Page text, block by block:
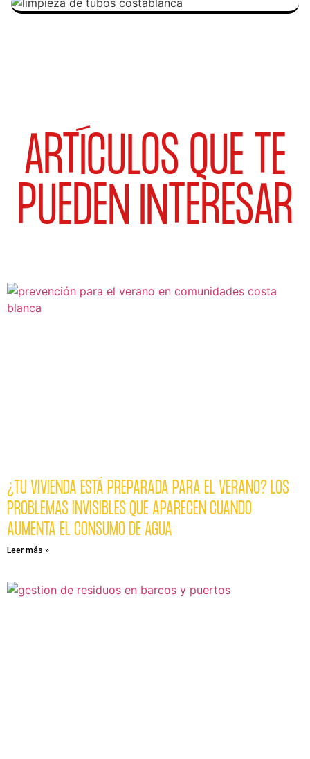
ARTÍCULOS QUE TE
PUEDEN INTERESAR
¿TU VIVIENDA ESTÁ PREPARADA PARA EL VERANO? LOS
PROBLEMAS INVISIBLES QUE APARECEN CUANDO
AUMENTA EL CONSUMO DE AGUA
Leer más »